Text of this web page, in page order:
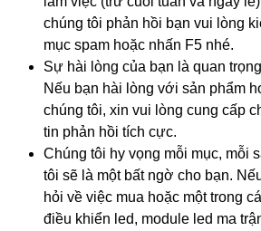
chúng tôi phản hồi bạn vui lòng
mục spam hoặc nhấn F5 nhé.
Sự hài lòng của bạn là quan
Nếu bạn hài lòng với sản phẩm
chúng tôi, xin vui lòng cung cấp
tin phản hồi tích cực.
Chúng tôi hy vọng mỗi mục, mỗi
tôi sẽ là một bất ngờ cho bạn.
hỏi về việc mua hoặc một trong
điều khiển led, module led ma